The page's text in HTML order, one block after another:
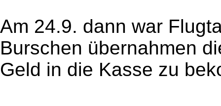
Am 24.9. dann war
Burschen übernahmen
Geld in die Kasse zu